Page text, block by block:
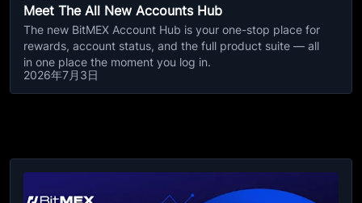
Meet The All New Accounts Hub
The new BitMEX Account Hub is your one-stop place for
rewards, account status, and the full product suite — all
in one place the moment you log in.
2026年7月3日